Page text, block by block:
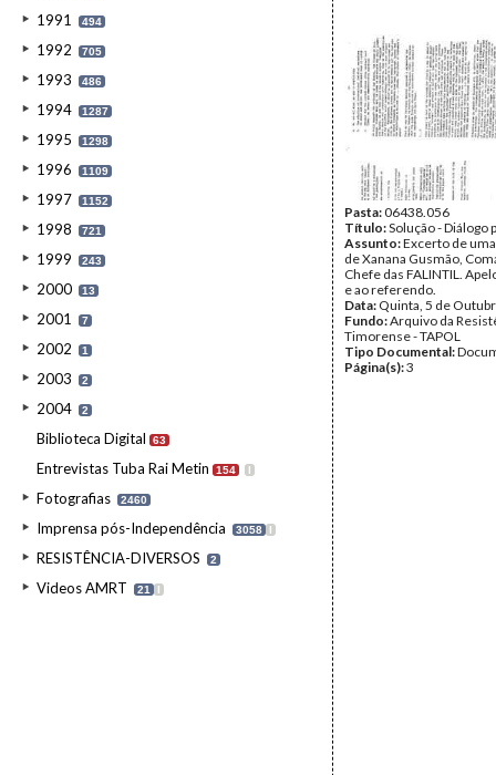
1991 494
1992 705
1993 486
1994 1287
1995 1298
1996 1109
1997 1152
1998 721
1999 243
2000 13
2001 7
2002 1
2003 2
2004 2
Biblioteca Digital 63
Entrevistas Tuba Rai Metin 154 I
Fotografias 2460
Imprensa pós-Independência 3058 I
RESISTÊNCIA-DIVERSOS 2
Videos AMRT 21 I
Pasta:06438.056
Título:Solução - Diálogo
Assunto:Excerto de
de Xanana Gusmão,
Chefe das FALINTIL.
e ao referendo.
Data: Quinta, 5 de
Fundo:Arquivo da
Timorense - TAPOL
Tipo Documental:
Página(s):3